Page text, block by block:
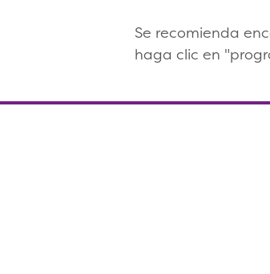
Se recomienda
haga clic en